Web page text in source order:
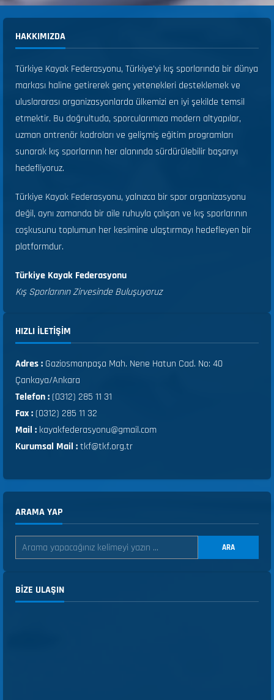
HAKKIMIZDA
Türkiye Kayak Federasyonu, Türkiye’yi kış sporlarında bir dünya
markası haline getirerek genç yetenekleri desteklemek ve
uluslararası organizasyonlarda ülkemizi en iyi şekilde temsil
etmektir. Bu doğrultuda, sporcularımıza modern altyapılar,
uzman antrenör kadroları ve gelişmiş eğitim programları
sunarak kış sporlarının her alanında sürdürülebilir başarıyı
hedefliyoruz.
Türkiye Kayak Federasyonu, yalnızca bir spor organizasyonu
değil, aynı zamanda bir aile ruhuyla çalışan ve kış sporlarının
coşkusunu toplumun her kesimine ulaştırmayı hedefleyen bir
platformdur.
Türkiye Kayak Federasyonu
Kış Sporlarının Zirvesinde Buluşuyoruz
HIZLI ILETIŞIM
Adres : Gaziosmanpaşa Mah. Nene Hatun Cad. No: 40
Çankaya/Ankara
Telefon :(0312) 285 11 31
Fax :(0312) 285 11 32
Mail : kayakfederasyonu@gmail.com
Kurumsal Mail :tkf@tkf.org.tr
ARAMA YAP
ARA
BIZE ULAŞIN